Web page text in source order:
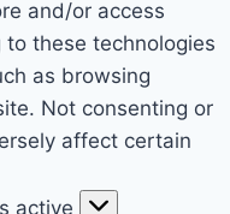
and/or access
these technologies
as browsing
Not consenting or
affect certain
active